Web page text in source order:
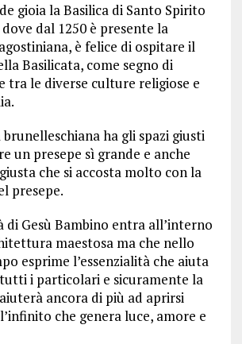
gioia la Basilica di Santo Spirito
dal 1250 è presente la
è felice di ospitare il
Basilicata, come segno di
tra le diverse culture religiose e
brunelleschiana ha gli spazi giusti
un presepe sì grande e anche
che si accosta molto con la
presepe.
di Gesù Bambino entra all’interno
maestosa ma che nello
esprime l’essenzialità che aiuta
i particolari e sicuramente la
ancora di più ad aprirsi
che genera luce, amore e